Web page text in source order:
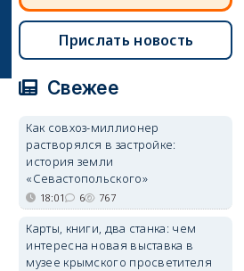
Прислать новость
Свежее
Как совхоз-миллионер
растворялся в застройке:
история земли
«Севастопольского»
18:01 6 767
Карты, книги, два станка: чем
интересна новая выставка в
музее крымского просветителя